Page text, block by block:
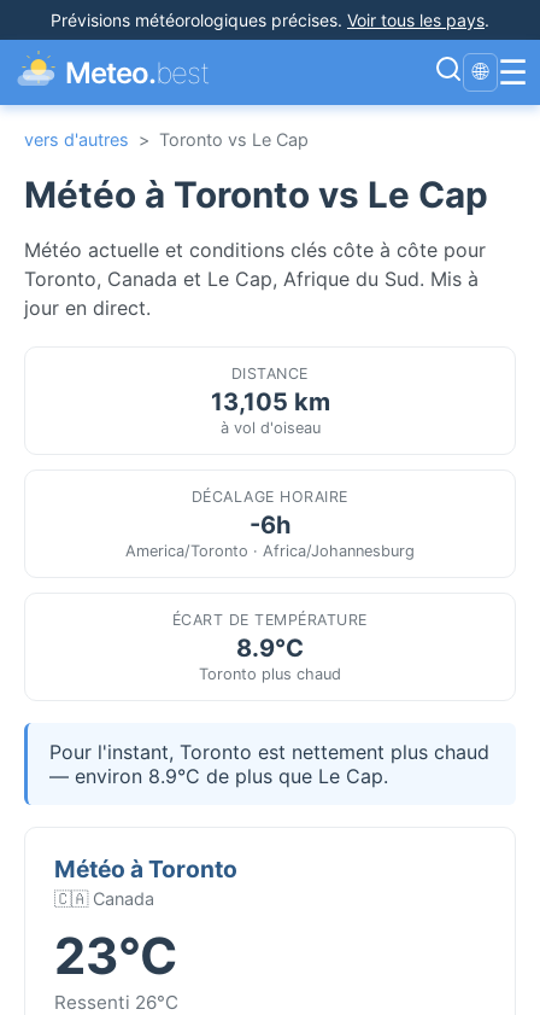
Prévisions météorologiques précises. Voir tous les pays.
Meteo.best 🌐 ☰
vers d'autres > Toronto vs Le Cap
Météo à Toronto vs Le Cap
Météo actuelle et conditions clés côte à côte pour
Toronto, Canada et Le Cap, Afrique du Sud. Mis à
jour en direct.
DISTANCE
13,105 km
à vol d'oiseau
DÉCALAGE HORAIRE
-6h
America/Toronto · Africa/Johannesburg
ÉCART DE TEMPÉRATURE
8.9°C
Toronto plus chaud
Pour l'instant, Toronto est nettement plus chaud
— environ 8.9°C de plus que Le Cap.
Météo à Toronto
🇨🇦 Canada
23°C
Ressenti 26°C